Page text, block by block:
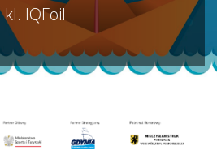
kl. IQFoil